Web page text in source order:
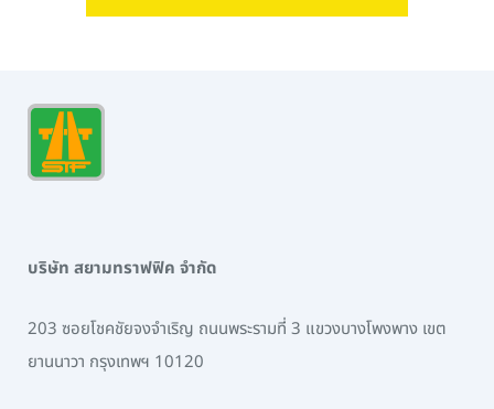
บริษัท สยามทราฟฟิค จำกัด
203 ซอยโชคชัยจงจำเริญ ถนนพระรามที่ 3 แขวงบางโพงพาง เขต
ยานนาวา กรุงเทพฯ 10120